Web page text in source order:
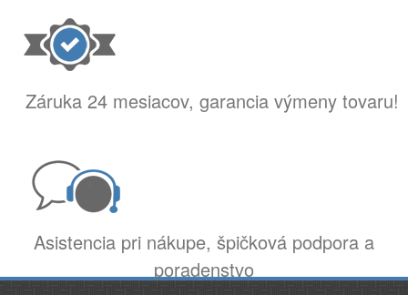
Záruka 24 mesiacov, garancia výmeny tovaru!
Asistencia pri nákupe, špičková podpora a
poradenstvo